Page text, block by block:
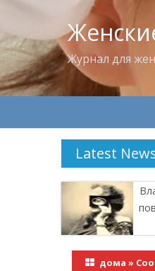
Журнал для
Latest
дома »